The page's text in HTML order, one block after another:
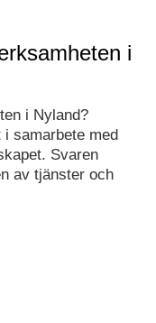
i
i Nyland?
i samarbete med
Svaren
av tjänster och